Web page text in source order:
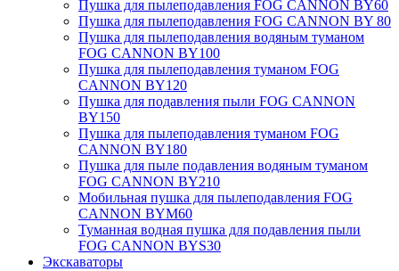
Пушка для пылеподавления FOG CANNON BY60
Пушка для пылеподавления FOG CANNON BY 80
Пушка для пылеподавления водяным туманом
FOG CANNON BY100
Пушка для пылеподавления туманом FOG
CANNON BY120
Пушка для подавления пыли FOG CANNON
BY150
Пушка для пылеподавления туманом FOG
CANNON BY180
Пушка для пыле подавления водяным туманом
FOG CANNON BY210
Мобильная пушка для пылеподавления FOG
CANNON BYM60
Туманная водная пушка для подавления пыли
FOG CANNON BYS30
Экскаваторы